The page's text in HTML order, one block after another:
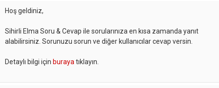
Hoş geldiniz,
Sihirli Elma Soru & Cevap ile sorularınıza en kısa zamanda yanıt
alabilirsiniz. Sorunuzu sorun ve diğer kullanıcılar cevap versin.
Detaylı bilgi için buraya tıklayın.